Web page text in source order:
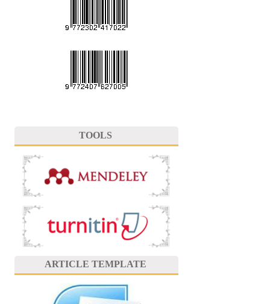
TOOLS
ARTICLE TEMPLATE